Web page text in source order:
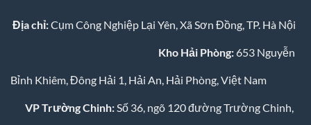
Địa chỉ:Cụm Công Nghiệp Lại Yên, Xã Sơn Đồng, TP. Hà Nội
Kho Hải Phòng: 653 Nguyễn
Bỉnh Khiêm, Đông Hải 1, Hải An, Hải Phòng, Việt Nam
VP Trường Chinh: Số 36, ngõ 120 đường Trường Chinh,